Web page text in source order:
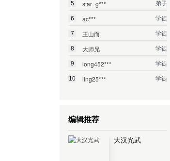
5 star_g*** 弟子
6 ac*** 学徒
7 王山而 学徒
8 大师兄 学徒
9 long452*** 学徒
10 ling25*** 学徒
编辑推荐
大汉光武